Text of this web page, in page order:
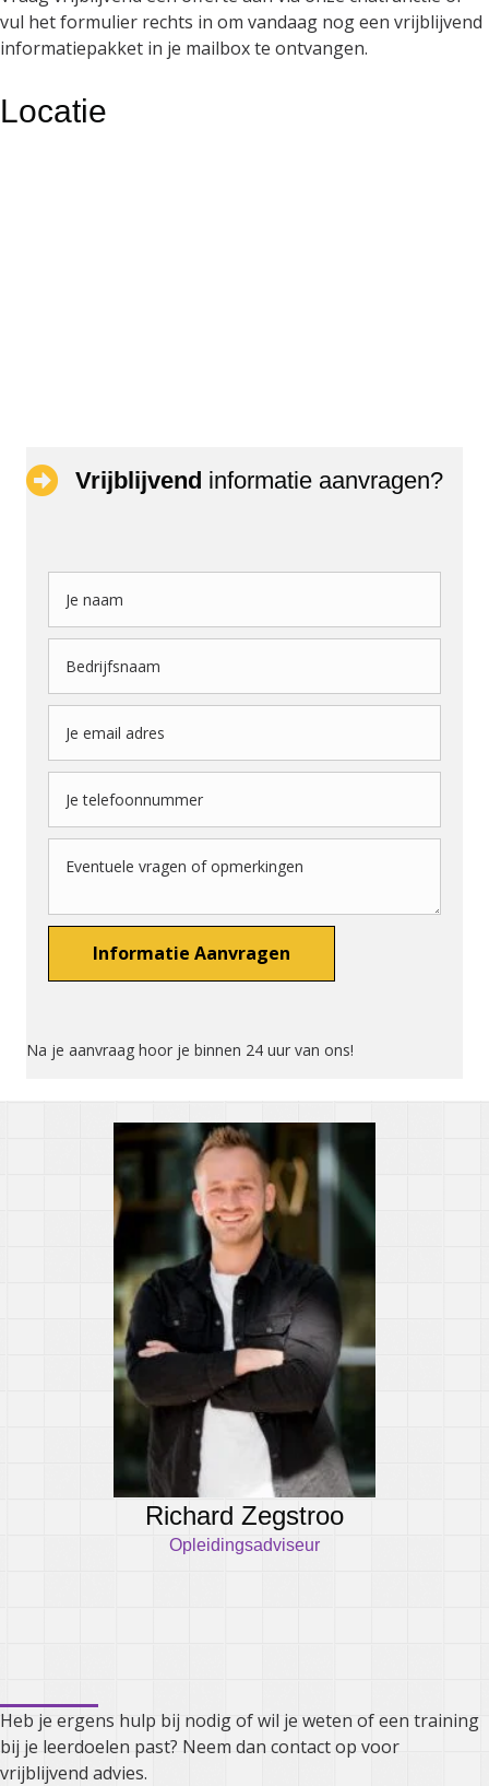
vul het formulier rechts in om vandaag nog een vrijblijvend
informatiepakket in je mailbox te ontvangen.
Locatie
Vrijblijvend informatie aanvragen?
Na je aanvraag hoor je binnen 24 uur van ons!
Richard Zegstroo
Opleidingsadviseur
Heb je ergens hulp bij nodig of wil je weten of een training
bij je leerdoelen past? Neem dan contact op voor
vrijblijvend advies.